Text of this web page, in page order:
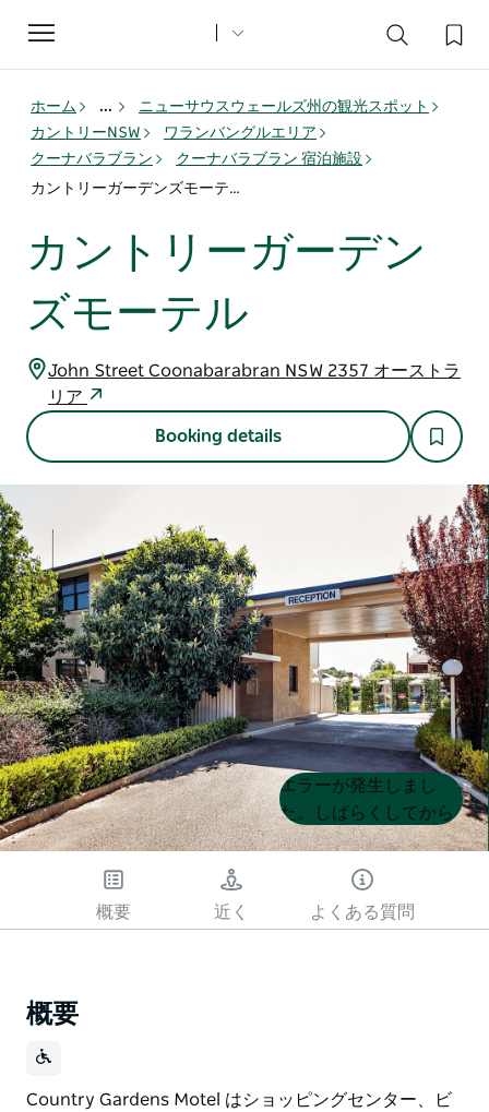
Toggle
navigation
ホーム ...
ニューサウスウェールズ州の観光スポット
カントリーNSW
ワランバングルエリア
クーナバラブラン
クーナバラブラン 宿泊施設
カントリーガーデンズモーテル
カントリーガーデン
ズモーテル
John Street Coonabarabran NSW 2357 オーストラ
リア
Booking details
Product
List
Product
List
エラーが発生しまし
た。しばらくしてから
もう一度試してくださ
概要 近く よくある質問
概要
Country Gardens Motel はショッピングセンター、ビ